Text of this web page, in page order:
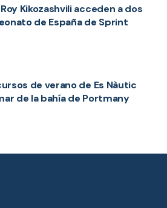
Kikozashvili acceden a dos
de España de Sprint
de verano de Es Nàutic
de la bahía de Portmany